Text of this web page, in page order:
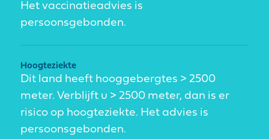
Het vaccinatieadvies is
persoonsgebonden.
Hoogteziekte
Dit land heeft hooggebergtes > 2500
meter. Verblijft u > 2500 meter, dan is er
risico op hoogteziekte. Het advies is
persoonsgebonden.